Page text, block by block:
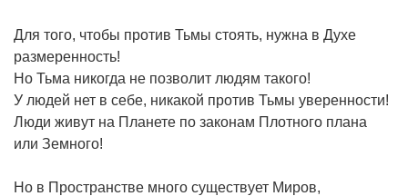
Для того, чтобы против Тьмы стоять, нужна в Духе
размеренность!
Но Тьма никогда не позволит людям такого!
У людей нет в себе, никакой против Тьмы уверенности!
Люди живут на Планете по законам Плотного плана
или Земного!
Но в Пространстве много существует Миров,